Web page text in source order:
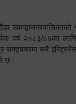
२०८३/८४का लागि
सफ्ट्वयरमा सबै
छ।